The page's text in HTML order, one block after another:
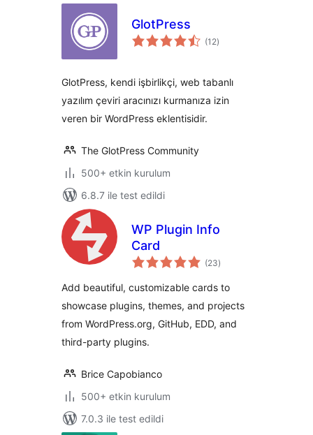
GlotPress
(12toplam
puan
)
GlotPress, kendi işbirlikçi, web tabanlı
yazılım çeviri aracınızı kurmanıza izin
veren bir WordPress eklentisidir.
The GlotPress Community
500+ etkin kurulum
6.8.7 ile test edildi
WP Plugin Info
Card
(23toplam
puan
)
Add beautiful, customizable cards to
showcase plugins, themes, and projects
from WordPress.org, GitHub, EDD, and
third-party plugins.
Brice Capobianco
500+ etkin kurulum
7.0.3 ile test edildi